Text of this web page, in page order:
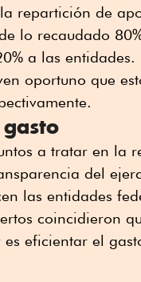
repartición de
lo recaudado
a las entidades.
oportuno que
a tratar en la
del
las entidades
coincidieron
eficientar el